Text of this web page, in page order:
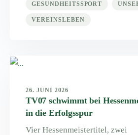
GESUNDHEITSSPORT
VEREINSLEBEN
26. JUNI 2026
TV07 schwimmt bei
in die Erfolgsspur
Vier Hessenmeistertitel, zwei